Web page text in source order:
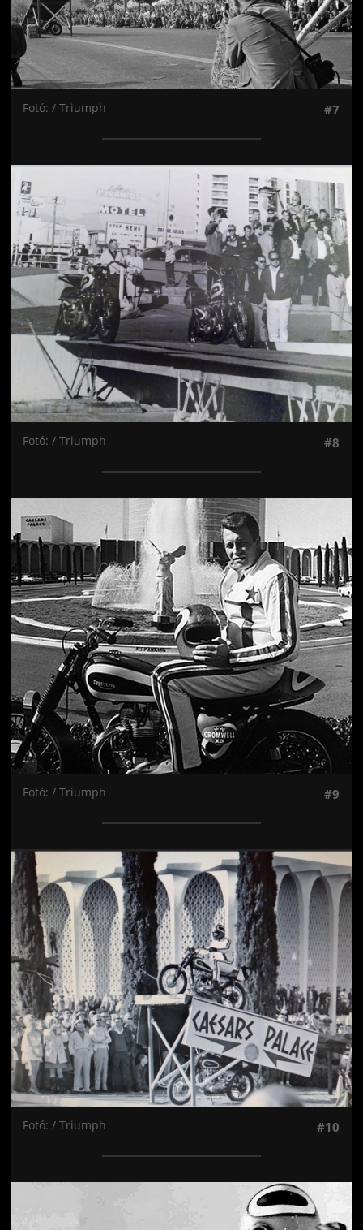
Fotó: / Triumph #7
Jön még kép!
Fotó: / Triumph #8
Jön még kép!
Fotó: / Triumph #9
Jön még kép!
Fotó: / Triumph #10